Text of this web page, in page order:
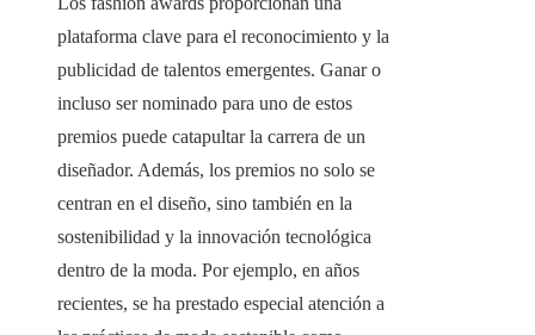
plataforma clave para el reconocimiento y la
publicidad de talentos emergentes. Ganar o
incluso ser nominado para uno de estos
premios puede catapultar la carrera de un
diseñador. Además, los premios no solo se
centran en el diseño, sino también en la
sostenibilidad y la innovación tecnológica
dentro de la moda. Por ejemplo, en años
recientes, se ha prestado especial atención a